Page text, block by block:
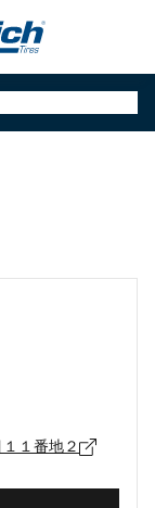
１番地２